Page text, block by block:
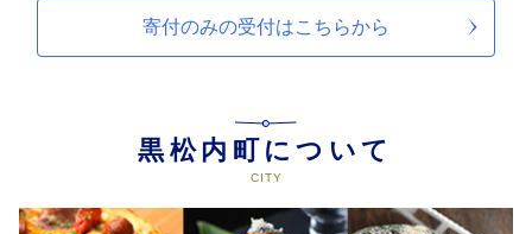
寄付のみの受付はこちらから
黒松内町について